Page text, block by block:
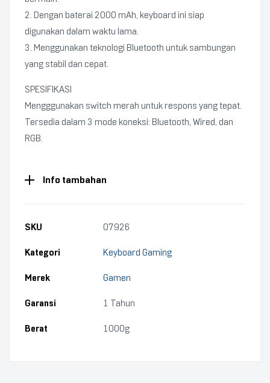
2. Dengan baterai 2000 mAh, keyboard ini siap
digunakan dalam waktu lama.
3. Menggunakan teknologi Bluetooth untuk sambungan
yang stabil dan cepat.
SPESIFIKASI
Mengggunakan switch merah untuk respons yang tepat.
Tersedia dalam 3 mode koneksi: Bluetooth, Wired, dan
RGB.
Info tambahan
SKU 07926
Kategori Keyboard Gaming
Merek Gamen
Garansi 1 Tahun
Berat 1000g